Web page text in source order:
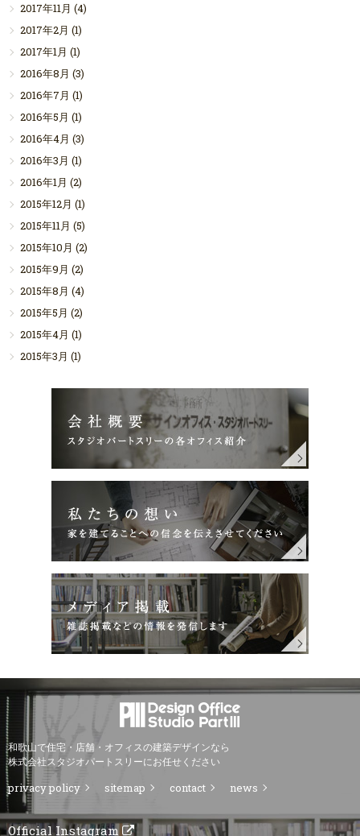
2017年11月 (4)
2017年2月 (1)
2017年1月 (1)
2016年8月 (3)
2016年7月 (1)
2016年5月 (1)
2016年4月 (3)
2016年3月 (1)
2016年1月 (2)
2015年12月 (1)
2015年11月 (5)
2015年10月 (2)
2015年9月 (2)
2015年8月 (4)
2015年5月 (2)
2015年4月 (1)
2015年3月 (1)
和歌山で住宅・店舗・オフィスの建築デザインなら
株式会社スタジオパートスリーにお任せください
privacy policy sitemap contact news
Official Instagram